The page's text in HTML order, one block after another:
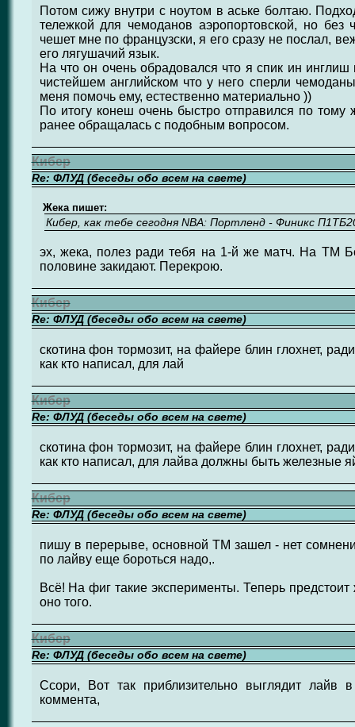
Потом сижу внутри с ноутом в аське болтаю.
тележкой для чемоданов аэропортовской, но без
чешет мне по французски, я его сразу не послал,
его лягушачий язык.
На что он очень обрадовался что я спик ин
чистейшем английском что у него сперли
меня помочь ему, естественно материально ))
По итогу конеш очень быстро отправился по тому
ранее обращалась с подобным вопросом.
Кибер
Re: ФЛУД (беседы обо всем на свете)
Жека пишет:
Кибер, как тебе сегодня NBA: Портленд - Финикс
эх, жека, полез ради тебя на 1-й же матч. На ТМ
половине закидают. Перекрою.
Кибер
Re: ФЛУД (беседы обо всем на свете)
скотина фон тормозит, на файере блин глохнет,
как кто написал, для лай
Кибер
Re: ФЛУД (беседы обо всем на свете)
скотина фон тормозит, на файере блин глохнет,
как кто написал, для лайва должны быть железные
Кибер
Re: ФЛУД (беседы обо всем на свете)
пишу в перерыве, основной ТМ зашел - нет
по лайву еще бороться надо,.
Всё! На фиг такие эксперименты. Теперь
оно того.
Кибер
Re: ФЛУД (беседы обо всем на свете)
Ссори, Вот так приблизительно выглядит лайв
коммента,